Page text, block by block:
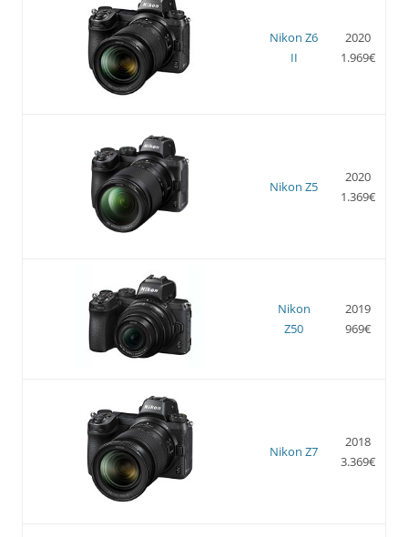
Nikon Z6
II
2020
1.969€
Nikon Z5
2020
1.369€
Nikon
Z50
2019
969€
Nikon Z7
2018
3.369€